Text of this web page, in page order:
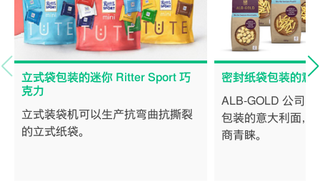
立式袋包装的迷你 Ritter Sport 巧
克力
立式装袋机可以生产抗弯曲抗撕裂
的立式纸袋。
密封纸袋包装的意
ALB-GOLD 公司
包装的意大利面，
商青睐。